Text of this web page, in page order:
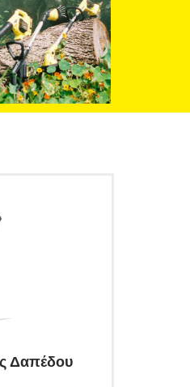
Δαπέδου